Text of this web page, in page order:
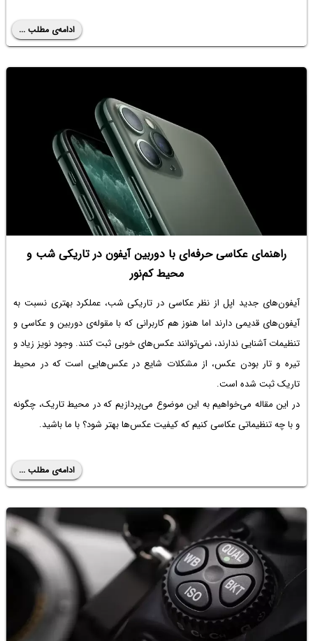
ادامه‌ی مطلب ...
راهنمای عکاسی حرفه‌ای با دوربین آیفون در تاریکی شب و
محیط کم‌نور
آیفون‌های جدید اپل از نظر عکاسی در تاریکی شب، عملکرد بهتری نسبت به
آیفون‌های قدیمی دارند اما هنوز هم کاربرانی که با مقوله‌ی دوربین و عکاسی و
تنظیمات آشنایی ندارند، نمی‌توانند عکس‌های خوبی ثبت کنند. وجود نویز زیاد و
تیره و تار بودن عکس، از مشکلات شایع در عکس‌هایی است که در محیط
تاریک ثبت شده است.
در این مقاله می‌خواهیم به این موضوع می‌پردازیم که در محیط تاریک، چگونه
و با چه تنظیماتی عکاسی کنیم که کیفیت عکس‌ها بهتر شود؟ با ما باشید.
ادامه‌ی مطلب ...